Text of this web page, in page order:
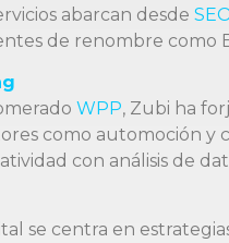
abarcan desde
de renombre como
WPP, Zubi ha
como automoción y
con análisis de
se centra en